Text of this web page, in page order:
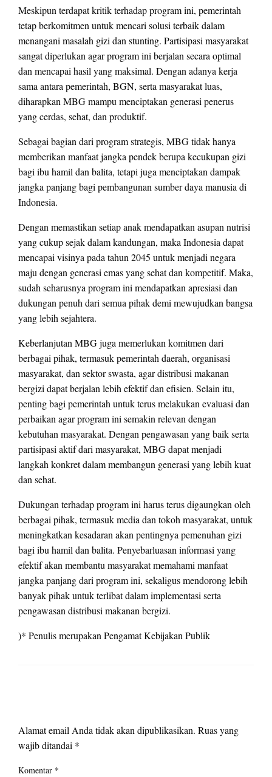
Meskipun terdapat kritik terhadap program ini, pemerintah
tetap berkomitmen untuk mencari solusi terbaik dalam
menangani masalah gizi dan stunting. Partisipasi masyarakat
sangat diperlukan agar program ini berjalan secara optimal
dan mencapai hasil yang maksimal. Dengan adanya kerja
sama antara pemerintah, BGN, serta masyarakat luas,
diharapkan MBG mampu menciptakan generasi penerus
yang cerdas, sehat, dan produktif.
Sebagai bagian dari program strategis, MBG tidak hanya
memberikan manfaat jangka pendek berupa kecukupan gizi
bagi ibu hamil dan balita, tetapi juga menciptakan dampak
jangka panjang bagi pembangunan sumber daya manusia di
Indonesia.
Dengan memastikan setiap anak mendapatkan asupan nutrisi
yang cukup sejak dalam kandungan, maka Indonesia dapat
mencapai visinya pada tahun 2045 untuk menjadi negara
maju dengan generasi emas yang sehat dan kompetitif. Maka,
sudah seharusnya program ini mendapatkan apresiasi dan
dukungan penuh dari semua pihak demi mewujudkan bangsa
yang lebih sejahtera.
Keberlanjutan MBG juga memerlukan komitmen dari
berbagai pihak, termasuk pemerintah daerah, organisasi
masyarakat, dan sektor swasta, agar distribusi makanan
bergizi dapat berjalan lebih efektif dan efisien. Selain itu,
penting bagi pemerintah untuk terus melakukan evaluasi dan
perbaikan agar program ini semakin relevan dengan
kebutuhan masyarakat. Dengan pengawasan yang baik serta
partisipasi aktif dari masyarakat, MBG dapat menjadi
langkah konkret dalam membangun generasi yang lebih kuat
dan sehat.
Dukungan terhadap program ini harus terus digaungkan oleh
berbagai pihak, termasuk media dan tokoh masyarakat, untuk
meningkatkan kesadaran akan pentingnya pemenuhan gizi
bagi ibu hamil dan balita. Penyebarluasan informasi yang
efektif akan membantu masyarakat memahami manfaat
jangka panjang dari program ini, sekaligus mendorong lebih
banyak pihak untuk terlibat dalam implementasi serta
pengawasan distribusi makanan bergizi.
)* Penulis merupakan Pengamat Kebijakan Publik
Alamat email Anda tidak akan dipublikasikan. Ruas yang
wajib ditandai *
Komentar *